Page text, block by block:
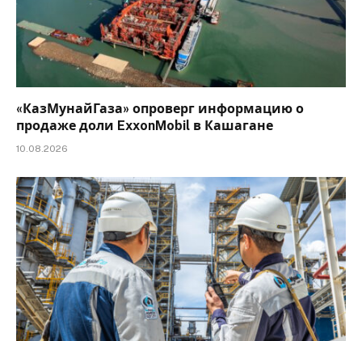
«КазМунайГаза» опроверг информацию о
продаже доли ExxonMobil в Кашагане
10.08.2026